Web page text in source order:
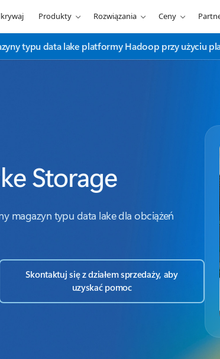
Produkty Rozwiązania Ceny
typu data lake platformy Hadoop przy użyciu
Storage
magazyn typu data lake dla obciążeń
Skontaktuj się z działem sprzedaży, aby
uzyskać pomoc